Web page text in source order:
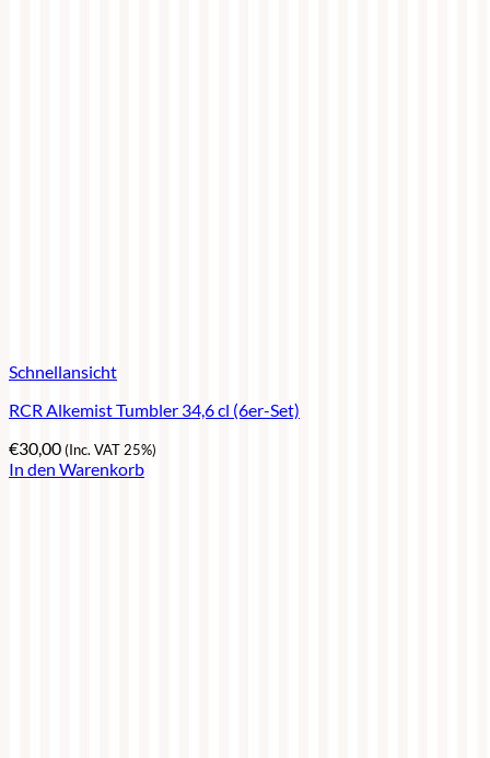
Schnellansicht
RCR Alkemist Tumbler 34,6 cl (6er-Set)
€30,00(Inc. VAT 25%)
In den Warenkorb